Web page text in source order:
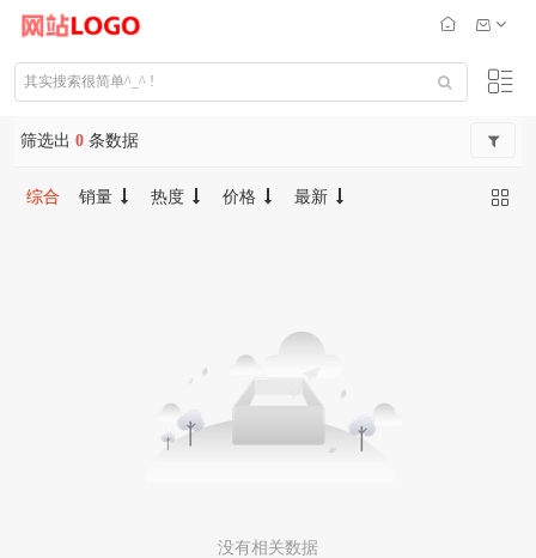
筛选出 0 条数据
综合 销量 热度 价格 最新
没有相关数据